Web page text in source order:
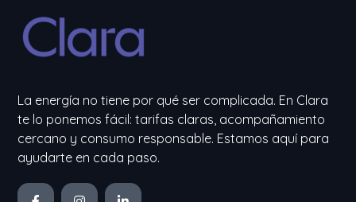
La energía no tiene por qué ser complicada. En Clara
te lo ponemos fácil: tarifas claras, acompañamiento
cercano y consumo responsable. Estamos aquí para
ayudarte en cada paso.